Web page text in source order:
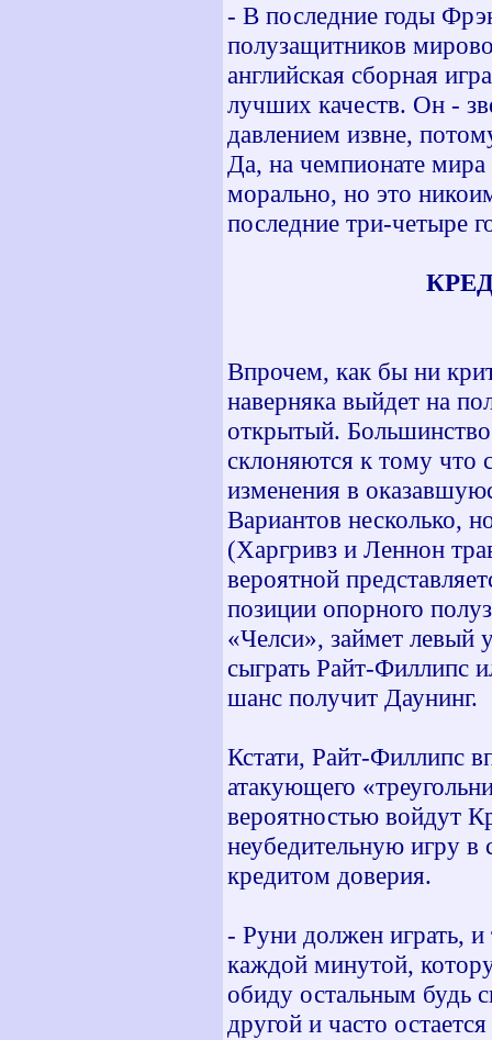
- В последние годы
полузащитников
английская сборная
лучших качеств. Он -
давлением извне,
Да, на чемпионате
морально, но это
последние три-четыре
Впрочем, как бы ни
наверняка выйдет на
открытый.
склоняются к тому что
изменения в
Вариантов несколько,
(Харгривз и Леннон
вероятной
позиции опорного
«Челси», займет левый
сыграть Райт-Филлипс
шанс получит Даунинг.
Кстати, Райт-Филлипс
атакующего
вероятностью войдут
неубедительную игру в
кредитом доверия.
- Руни должен играть,
каждой минутой,
обиду остальным будь
другой и часто